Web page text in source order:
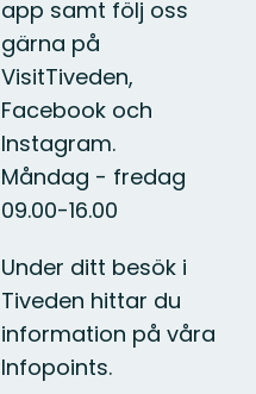
app samt följ oss
gärna på
VisitTiveden,
Facebook och
Instagram.
Måndag - fredag
09.00-16.00
Under ditt besök i
Tiveden hittar du
information på våra
Infopoints.